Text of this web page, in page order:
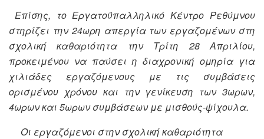
Επίσης, το Εργατοϋπαλληλικό Κέντρο Ρεθύμνου
στηρίζει την 24ωρη απεργία των εργαζομένων στη
σχολική καθαριότητα την Τρίτη 28 Απριλίου,
προκειμένου να παύσει η διαχρονική ομηρία για
χιλιάδες εργαζόμενους με τις συμβάσεις
ορισμένου χρόνου και την γενίκευση των 3ωρων,
4ωρων και 5ωρων συμβάσεων με μισθούς-ψίχουλα.
Οι εργαζόμενοι στην σχολική καθαριότητα